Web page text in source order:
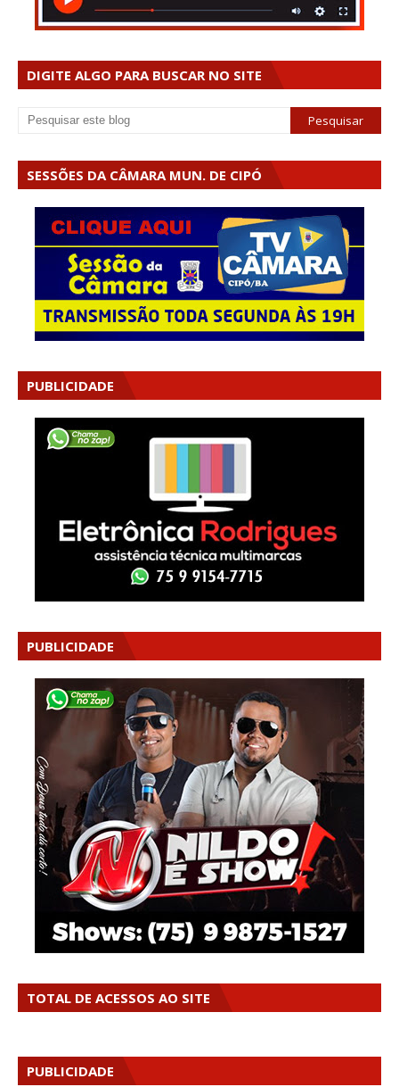
DIGITE ALGO PARA BUSCAR NO SITE
SESSÕES DA CÂMARA MUN. DE CIPÓ
PUBLICIDADE
PUBLICIDADE
TOTAL DE ACESSOS AO SITE
PUBLICIDADE